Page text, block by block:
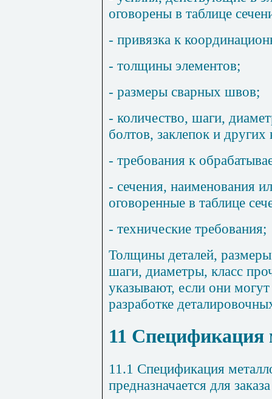
оговорены в таблице
- привязка к
- толщины элементов;
- размеры сварных швов;
- количество, шаги,
болтов, заклепок и
- требования к
- сечения, наименования
оговоренные в таблице
- технические требования;
Толщины деталей,
шаги, диаметры, класс
указывают, если они
разработке
11 Спецификация
11.1 Спецификация
предназначается для